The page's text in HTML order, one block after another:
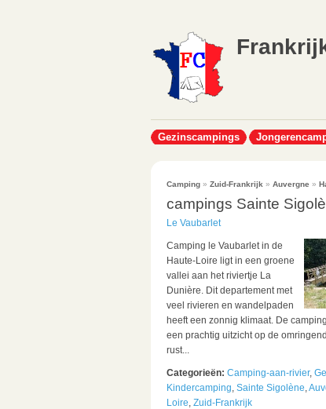
Gezinscampings
Camping » Zuid-Frankrijk » Auvergne »
campings Sainte
Le Vaubarlet
Camping le Vaubarlet in de
Haute-Loire ligt in een groene
vallei aan het riviertje La
Dunière. Dit departement met
veel rivieren en wandelpaden
heeft een zonnig klimaat. De
een prachtig uitzicht op de
rust...
Categorieën: Camping-aan-rivier,
Kindercamping, Sainte Sigolène,
Loire, Zuid-Frankrijk